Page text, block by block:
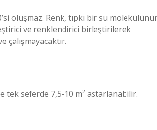
oluşmaz. Renk, tıpkı bir su
ve renklendirici birleştirilerek
çalışmayacaktır.
tek seferde 7,5-10 m² astarlanabilir.